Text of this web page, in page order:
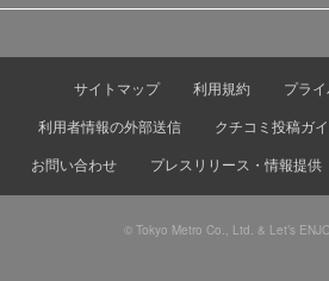
サイトマップ 利用規約
プラ
利用者情報の外部送信
クチコミ投稿ガ
お問い合わせ
プレスリリース・情報提供
© Tokyo Metro Co., Ltd. & Let’s